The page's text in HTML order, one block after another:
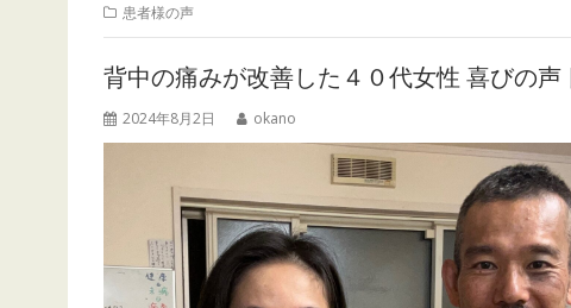
患者様の声
背中の痛みが改善した４０代女性 喜びの
2024年8月2日 okano